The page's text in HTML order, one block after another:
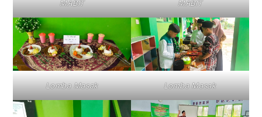
MABIT MABIT
Lomba Masak Lomba Masak